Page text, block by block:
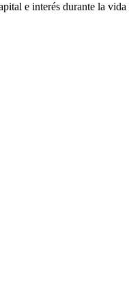
e interés durante la vida